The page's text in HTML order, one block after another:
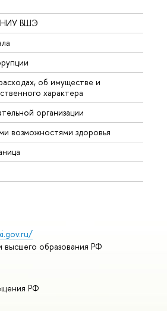
НИУ ВШЭ
об имуществе и
характера
организации
возможностями здоровья
образования РФ
РФ